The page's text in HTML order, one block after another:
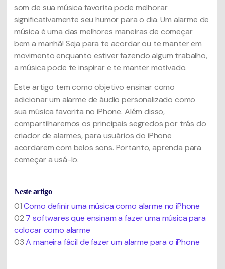
som de sua música favorita pode melhorar
significativamente seu humor para o dia. Um alarme de
música é uma das melhores maneiras de começar
bem a manhã! Seja para te acordar ou te manter em
movimento enquanto estiver fazendo algum trabalho,
a música pode te inspirar e te manter motivado.
Este artigo tem como objetivo ensinar como
adicionar um alarme de áudio personalizado como
sua música favorita no iPhone. Além disso,
compartilharemos os principais segredos por trás do
criador de alarmes, para usuários do iPhone
acordarem com belos sons. Portanto, aprenda para
começar a usá-lo.
Neste artigo
01 Como definir uma música como alarme no iPhone
02 7 softwares que ensinam a fazer uma música para
colocar como alarme
03 A maneira fácil de fazer um alarme para o iPhone